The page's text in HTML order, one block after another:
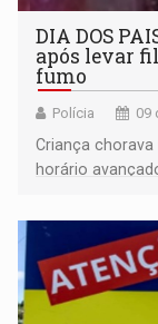
DIA DOS
após levar
fumo
Polícia 09
Criança
horário